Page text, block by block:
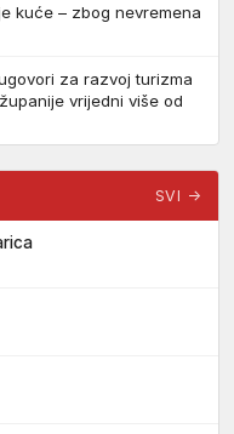
kuće – zbog nevremena
za razvoj turizma
vrijedni više od
SVI →